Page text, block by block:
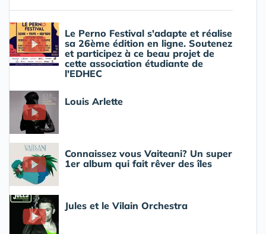
Le Perno Festival s'adapte et réalise
sa 26ème édition en ligne. Soutenez
et participez à ce beau projet de
cette association étudiante de
l'EDHEC
Louis Arlette
Connaissez vous Vaiteani? Un super
1er album qui fait rêver des îles
Jules et le Vilain Orchestra